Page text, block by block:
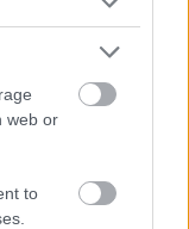
web or
to
sie und wie kann
Bedrohung für
Die Infektion